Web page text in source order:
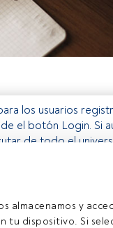
almacenamos y
tu dispositivo. Si
los usuarios
el botón Login. Si
de todo el